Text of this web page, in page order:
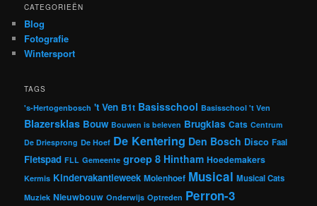
CATEGORIEËN
Blog
Fotografie
Wintersport
TAGS
's-Hertogenbosch 't Ven B1t Basisschool Basisschool 't Ven
Blazersklas Bouw Bouwen is beleven Brugklas Cats Centrum
De Driesprong De Hoef De Kentering Den Bosch Disco Faal
Fietspad FLL Gemeente groep 8 Hintham Hoedemakers
Kermis Kindervakantieweek Molenhoef Musical Musical Cats
Muziek Nieuwbouw Onderwijs Optreden Perron-3